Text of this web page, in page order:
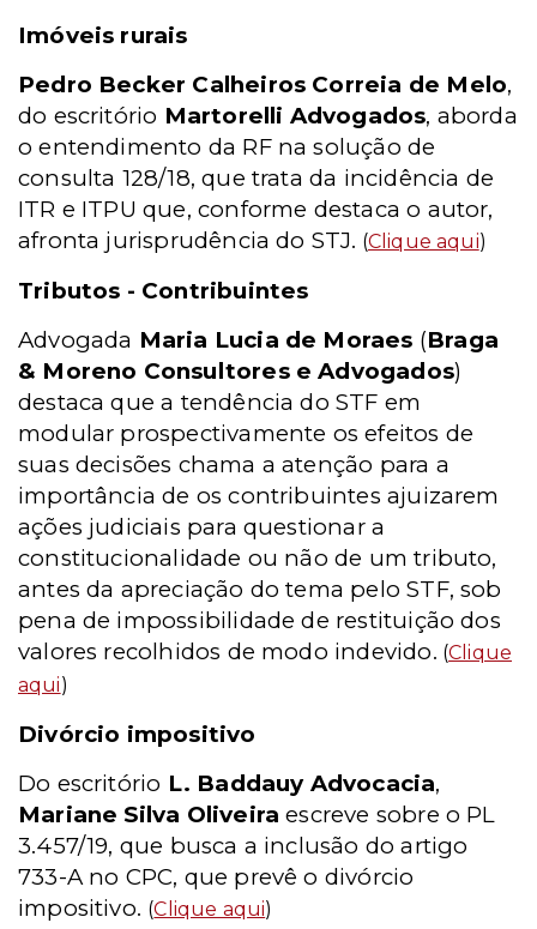
Imóveis rurais
Pedro Becker Calheiros Correia de Melo,
do escritório Martorelli Advogados, aborda
o entendimento da RF na solução de
consulta 128/18, que trata da incidência de
ITR e ITPU que, conforme destaca o autor,
afronta jurisprudência do STJ. (Clique aqui)
Tributos - Contribuintes
Advogada Maria Lucia de Moraes (Braga
& Moreno Consultores e Advogados)
destaca que a tendência do STF em
modular prospectivamente os efeitos de
suas decisões chama a atenção para a
importância de os contribuintes ajuizarem
ações judiciais para questionar a
constitucionalidade ou não de um tributo,
antes da apreciação do tema pelo STF, sob
pena de impossibilidade de restituição dos
valores recolhidos de modo indevido. (Clique
aqui)
Divórcio impositivo
Do escritório L. Baddauy Advocacia,
Mariane Silva Oliveira escreve sobre o PL
3.457/19, que busca a inclusão do artigo
733-A no CPC, que prevê o divórcio
impositivo. (Clique aqui)